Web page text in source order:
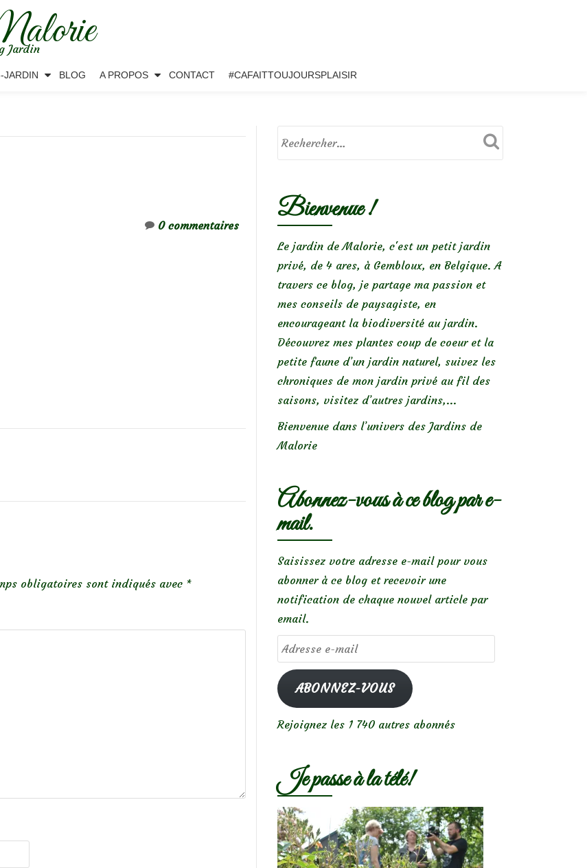
Jardin
JARDIN BLOG A PROPOS CONTACT #CAFAITTOUJOURSPLAISIR
0 commentaires
obligatoires sont indiqués avec *
Bienvenue !
Le jardin de Malorie, c'est un petit jardin
privé, de 4 ares, à Gembloux, en Belgique. A
travers ce blog, je partage ma passion et
mes conseils de paysagiste, en
encourageant la biodiversité au jardin.
Découvrez mes plantes coup de coeur et la
petite faune d’un jardin naturel, suivez les
chroniques de mon jardin privé au fil des
saisons, visitez d’autres jardins,...
Bienvenue dans l’univers des Jardins de
Malorie
Abonnez-vous à ce blog par e-
mail.
Saisissez votre adresse e-mail pour vous
abonner à ce blog et recevoir une
notification de chaque nouvel article par
email.
Adresse
e-
mailABONNEZ-VOUS
Rejoignez les 1 740 autres abonnés
Je passe à la télé!